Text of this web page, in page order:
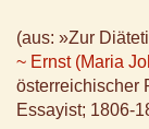
(aus: »Zur
~ Ernst (Maria
österreichischer
Essayist; 1806-